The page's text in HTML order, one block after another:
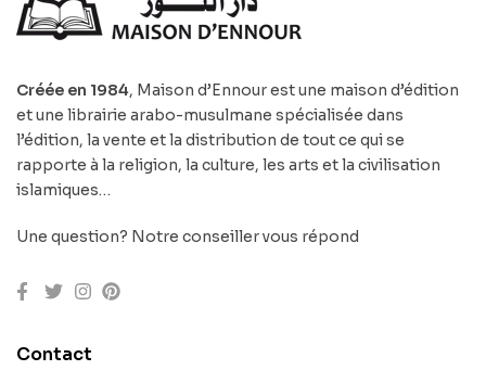
Créée en 1984, Maison d’Ennour est une maison d’édition
et une librairie arabo-musulmane spécialisée dans
l’édition, la vente et la distribution de tout ce qui se
rapporte à la religion, la culture, les arts et la civilisation
islamiques…
Une question? Notre conseiller vous répond
Contact